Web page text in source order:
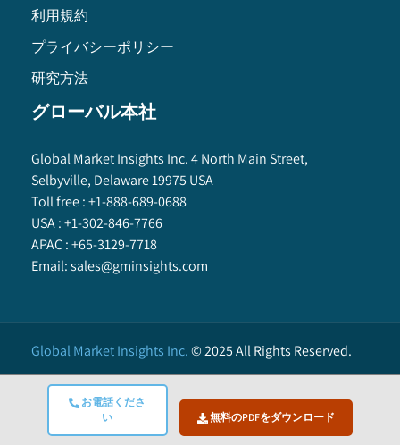
お電話くださ
い
無料のPDFをダウンロード
利用規約
プライバシーポリシー
研究方法
グローバル本社
Global Market Insights Inc. 4 North Main Street,
Selbyville, Delaware 19975 USA
Toll free :+1-888-689-0688
USA :+1-302-846-7766
APAC :+65-3129-7718
Email:sales@gminsights.com
Global Market Insights Inc.©2025All Rights Reserved.